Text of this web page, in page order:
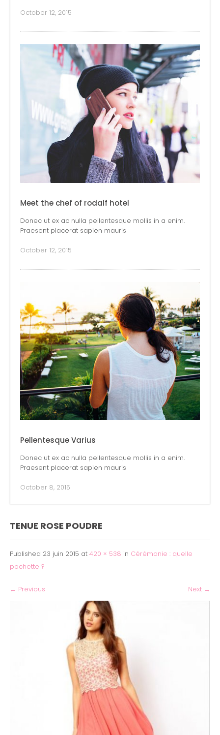
October 12, 2015
Meet the chef of rodalf hotel
Donec ut ex ac nulla pellentesque mollis in a enim.
Praesent placerat sapien mauris
October 12, 2015
Pellentesque Varius
Donec ut ex ac nulla pellentesque mollis in a enim.
Praesent placerat sapien mauris
October 8, 2015
TENUE ROSE POUDRE
Published 23 juin 2015 at 420 × 538 in Cérémonie : quelle
pochette ?
← Previous Next →